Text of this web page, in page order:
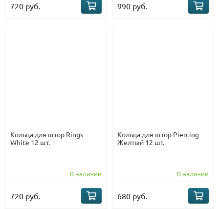
720 руб. 990 руб.
Кольца для штор Rings
White 12 шт.
В наличии
720 руб.
Кольца для штор Piercing
Желтый 12 шт.
В наличии
680 руб.